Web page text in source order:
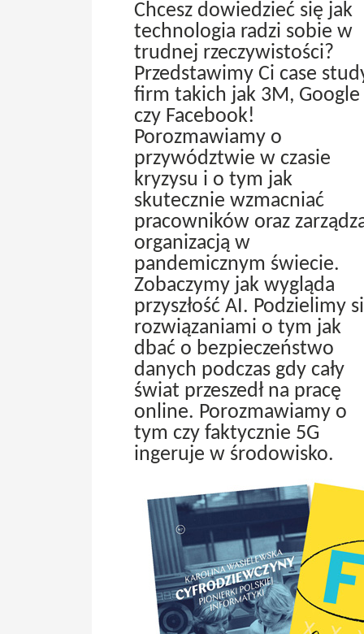
Chcesz dowiedzieć się jak
technologia radzi sobie w
trudnej rzeczywistości?
Przedstawimy Ci case
firm takich jak 3M, Google
czy Facebook!
Porozmawiamy o
przywództwie w czasie
kryzysu i o tym jak
skutecznie wzmacniać
pracowników oraz
organizacją w
pandemicznym świecie.
Zobaczymy jak wygląda
przyszłość AI. Podzielimy
rozwiązaniami o tym jak
dbać o bezpieczeństwo
danych podczas gdy cały
świat przeszedł na pracę
online. Porozmawiamy o
tym czy faktycznie 5G
ingeruje w środowisko.